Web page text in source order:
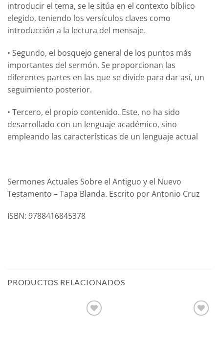
introducir el tema, se le sitúa en el contexto bíblico
elegido, teniendo los versículos claves como
introducción a la lectura del mensaje.
• Segundo, el bosquejo general de los puntos más
importantes del sermón. Se proporcionan las
diferentes partes en las que se divide para dar así, un
seguimiento posterior.
• Tercero, el propio contenido. Este, no ha sido
desarrollado con un lenguaje académico, sino
empleando las características de un lenguaje actual
Sermones Actuales Sobre el Antiguo y el Nuevo
Testamento – Tapa Blanda. Escrito por Antonio Cruz
ISBN: 9788416845378
PRODUCTOS RELACIONADOS